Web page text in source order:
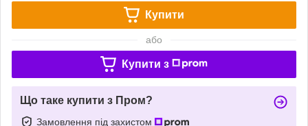
Купити
або
Купити з
Що таке купити з Пром?
Замовлення під захистом